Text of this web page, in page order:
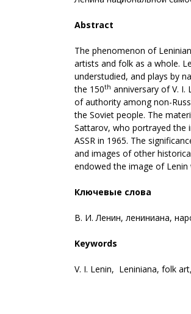
Abstract
The phenomenon of
artists and folk as a whole.
understudied, and plays by
the 150th anniversary of V.
of authority among non-
the Soviet people. The
Sattarov, who portrayed the
ASSR in 1965. The
and images of other
endowed the image of
Ключевые слова
В. И. Ленин, лениниана,
Keywords
V. I. Lenin, Leniniana, folk